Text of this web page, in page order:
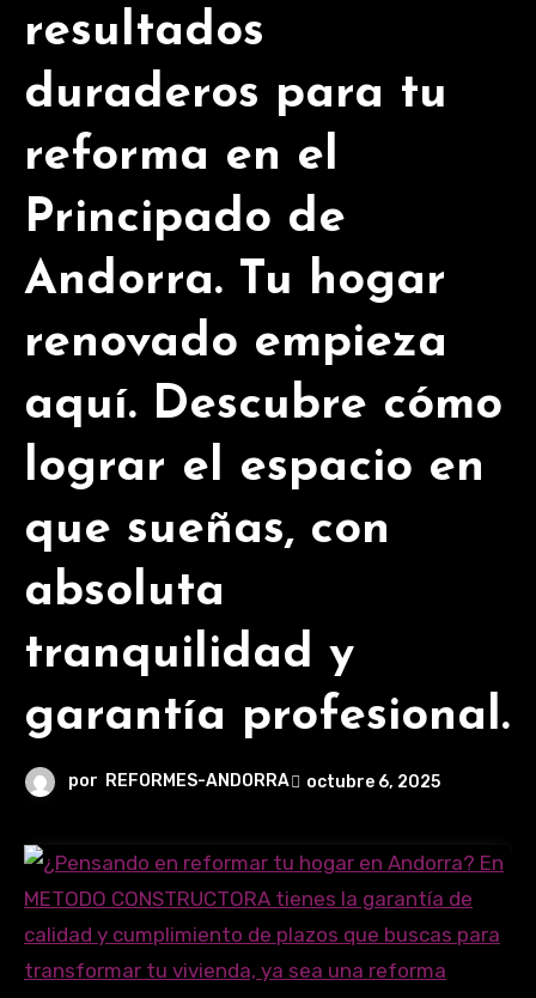
resultados
duraderos para tu
reforma en el
Principado de
Andorra. Tu hogar
renovado empieza
aquí. Descubre cómo
lograr el espacio en
que sueñas, con
absoluta
tranquilidad y
garantía profesional.
por REFORMES-ANDORRA octubre 6, 2025